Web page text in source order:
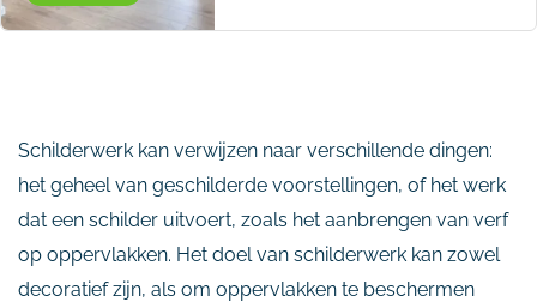
Schilderwerk kan verwijzen naar verschillende dingen:
het geheel van geschilderde voorstellingen, of het werk
dat een schilder uitvoert, zoals het aanbrengen van verf
op oppervlakken. Het doel van schilderwerk kan zowel
decoratief zijn, als om oppervlakken te beschermen